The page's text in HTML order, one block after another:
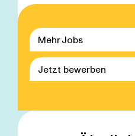
Mehr Jobs
Jetzt bewerben